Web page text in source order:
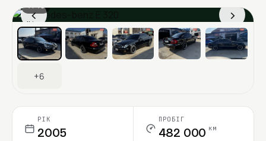
‹ ›
1 / 13
Ціна в місяць
+6
РІК
2005
ПРОБІГ
482 000 км